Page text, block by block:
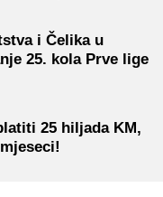
i Čelika u
25. kola Prve lige
25 hiljada KM,